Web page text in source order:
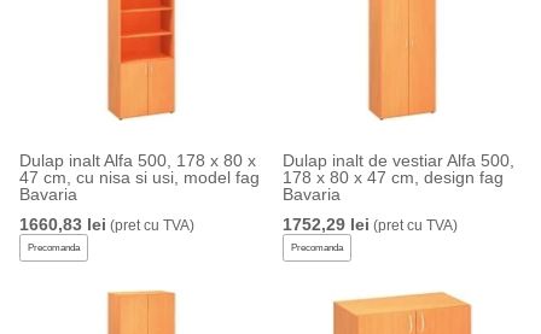
Dulap inalt Alfa 500, 178 x 80 x
47 cm, cu nisa si usi, model fag
Bavaria
1660,83 lei (pret cu TVA)
Precomanda
Dulap inalt de vestiar Alfa 500,
178 x 80 x 47 cm, design fag
Bavaria
1752,29 lei (pret cu TVA)
Precomanda